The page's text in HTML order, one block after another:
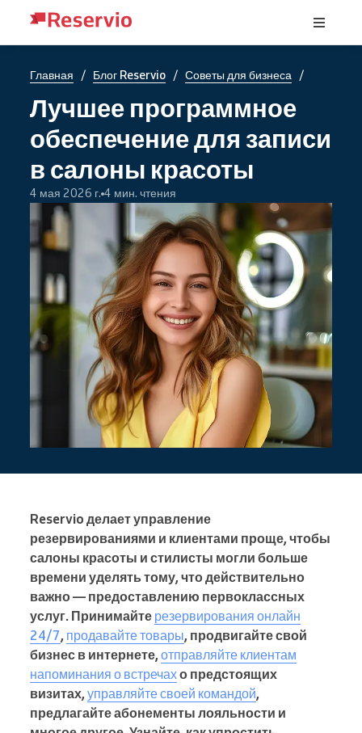
Главная / Блог Reservio / Советы для бизнеса /
Лучшее программное
обеспечение для записи
в салоны красоты
4 мая 2026 г. 4 мин. чтения
Reservio делает управление
резервированиями и клиентами проще, чтобы
салоны красоты и стилисты могли больше
времени уделять тому, что действительно
важно — предоставлению первоклассных
услуг. Принимайте резервирования онлайн
24/7, продавайте товары, продвигайте свой
бизнес в интернете,отправляйте клиентам
напоминания о встречахо предстоящих
визитах,управляйте своей командой,
предлагайте абонементы лояльности и